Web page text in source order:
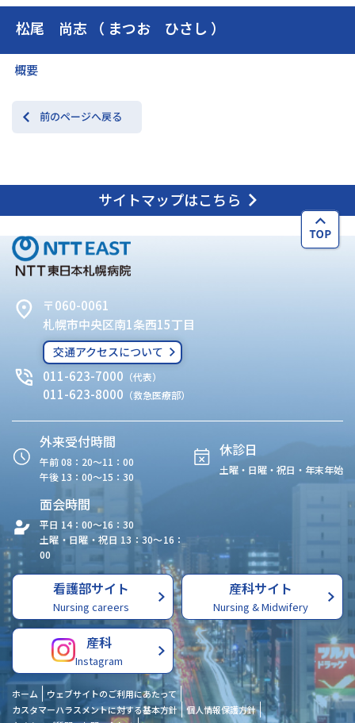
松尾 尚志 （ まつお ひさし ）
概要
前のページへ戻る
サイトマップはこちら
〒060-0061
札幌市中央区南1条西15丁目
交通アクセスについて
011-623-7000 （代表）
011-623-8000 （救急医療部）
外来受付時間
午前 08：20〜11：00
午後 13：00〜15：30
休診日
土曜・日曜・祝日・年末年始
面会時間
平日 14：00〜16：30
土曜・日曜・祝日 13：30〜16：
00
看護部サイト
Nursing careers
産科サイト
Nursing & Midwifery
産科
Instagram
ホーム
ウェブサイトのご利用にあたって
カスタマーハラスメントに対する基本方針
個人情報保護方針